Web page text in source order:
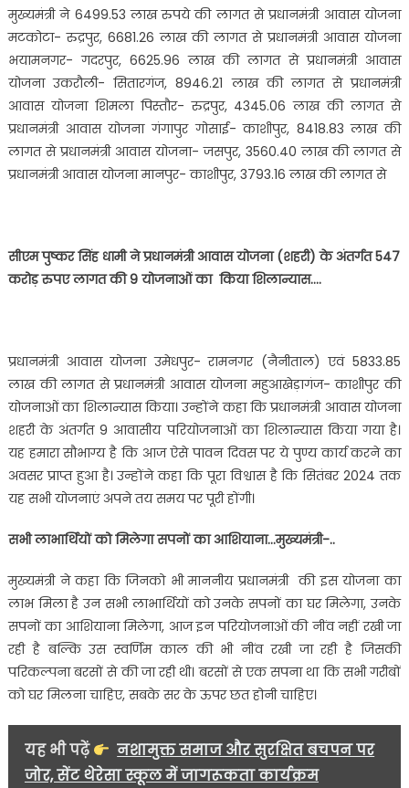
मुख्यमंत्री ने 6499.53 लाख रुपये की लागत से प्रधानमंत्री आवास योजना
मटकोटा- रुद्रपुर, 6681.26 लाख की लागत से प्रधानमंत्री आवास योजना
भयामनगर- गदरपुर, 6625.96 लाख की लागत से प्रधानमंत्री आवास
योजना उकरौली- सितारगंज, 8946.21 लाख की लागत से प्रधानमंत्री
आवास योजना शिमला पिस्तौर- रुद्रपुर, 4345.06 लाख की लागत से
प्रधानमंत्री आवास योजना गंगापुर गोसाई- काशीपुर, 8418.83 लाख की
लागत से प्रधानमंत्री आवास योजना- जसपुर, 3560.40 लाख की लागत से
प्रधानमंत्री आवास योजना मानपुर- काशीपुर, 3793.16 लाख की लागत से
सीएम पुष्कर सिंह धामी ने प्रधानमंत्री आवास योजना (शहरी) के अंतर्गत 547
करोड़ रुपए लागत की 9 योजनाओं का किया शिलान्यास….
प्रधानमंत्री आवास योजना उमेधपुर- रामनगर (नैनीताल) एवं 5833.85
लाख की लागत से प्रधानमंत्री आवास योजना महुआखेड़ागंज- काशीपुर की
योजनाओं का शिलान्यास किया। उन्होंने कहा कि प्रधानमंत्री आवास योजना
शहरी के अंतर्गत 9 आवासीय परियोजनाओं का शिलान्यास किया गया है।
यह हमारा सौभाग्य है कि आज ऐसे पावन दिवस पर ये पुण्य कार्य करने का
अवसर प्राप्त हुआ है। उन्होंने कहा कि पूरा विश्वास है कि सितंबर 2024 तक
यह सभी योजनाएं अपने तय समय पर पूरी होंगी।
सभी लाभार्थियों को मिलेगा सपनों का आशियाना…मुख्यमंत्री-..
मुख्यमंत्री ने कहा कि जिनको भी माननीय प्रधानमंत्री की इस योजना का
लाभ मिला है उन सभी लाभार्थियों को उनके सपनों का घर मिलेगा, उनके
सपनों का आशियाना मिलेगा, आज इन परियोजनाओं की नींव नहीं रखी जा
रही है बल्कि उस स्वर्णिम काल की भी नींव रखी जा रही है जिसकी
परिकल्पना बरसों से की जा रही थी। बरसों से एक सपना था कि सभी गरीबों
को घर मिलना चाहिए, सबके सर के ऊपर छत होनी चाहिए।
यह भी पढ़ें
नशामुक्त समाज और सुरक्षित बचपन पर
जोर, सेंट थेरेसा स्कूल में जागरूकता कार्यक्रम